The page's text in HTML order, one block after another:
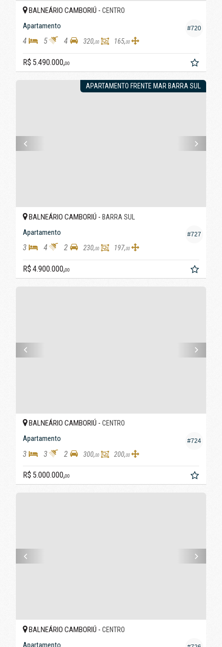
#720
BALNEÁRIO CAMBORIÚ - CENTRO
Apartamento
4 5 4 320,00 165,00
R$ 5.490.000,00
APARTAMENTO FRENTE MAR BARRA SUL
#727
BALNEÁRIO CAMBORIÚ - BARRA SUL
Apartamento
3 4 2 230,00 197,00
R$ 4.900.000,00
#724
BALNEÁRIO CAMBORIÚ - CENTRO
Apartamento
3 3 2 300,00 200,00
R$ 5.000.000,00
BALNEÁRIO CAMBORIÚ - CENTRO
Apartamento